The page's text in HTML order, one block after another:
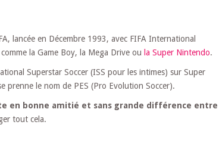
lancée en Décembre 1993, avec FIFA International
la Game Boy, la Mega Drive ou la Super Nintendo.
Superstar Soccer (ISS pour les intimes) sur Super
le nom de PES (Pro Evolution Soccer).
en bonne amitié et sans grande différence entre
tout cela.